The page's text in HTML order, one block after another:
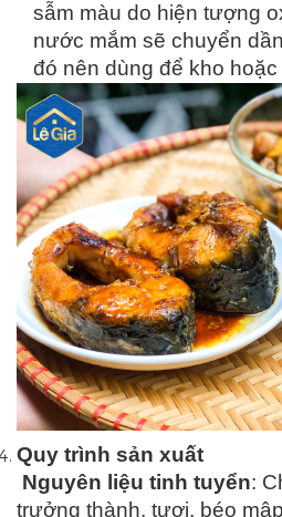
sẫm màu do hiện tượng
nước mắm sẽ chuyển
đó nên dùng để kho hoặc
Quy trình sản xuất
Nguyên liệu tinh tuyển:
trưởng thành, tươi, béo